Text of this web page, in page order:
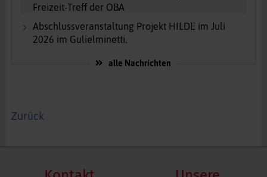
Freizeit-Treff der OBA
Abschlussveranstaltung Projekt HILDE im Juli
2026 im Gulielminetti.
alle Nachrichten
Zurück